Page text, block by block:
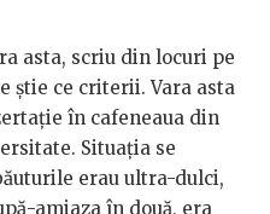
asta, scriu din locuri pe
știe ce criterii. Vara asta
în cafeneaua din
Situația se
erau ultra-dulci,
amiaza în două, era